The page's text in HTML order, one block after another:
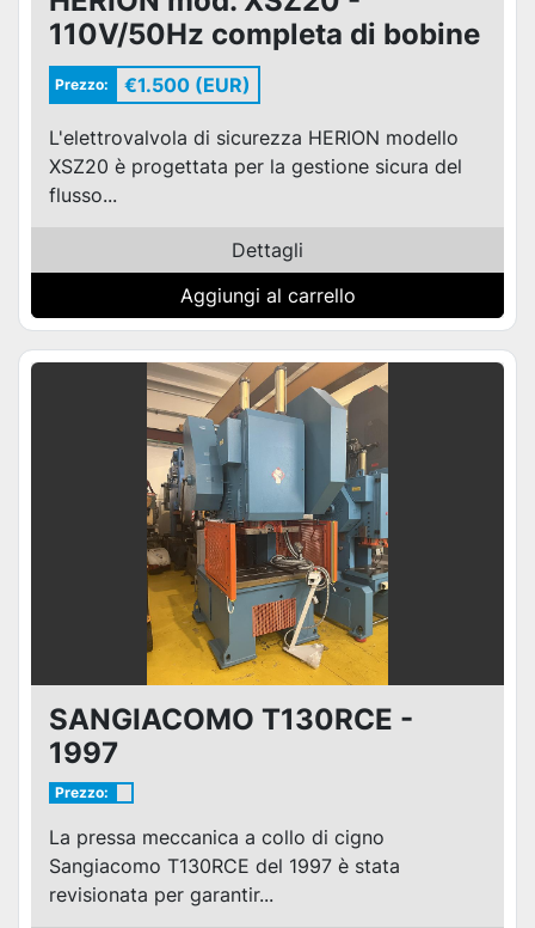
110V/50Hz completa di bobine
e connettori
Prezzo: €1.500 (EUR)
L'elettrovalvola di sicurezza HERION modello
XSZ20 è progettata per la gestione sicura del
flusso...
Dettagli
Aggiungi al carrello
SANGIACOMO T130RCE -
1997
Prezzo:
La pressa meccanica a collo di cigno
Sangiacomo T130RCE del 1997 è stata
revisionata per garantir...